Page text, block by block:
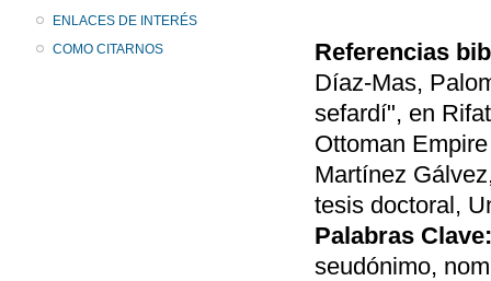
ENLACES DE INTERÉS
COMO CITARNOS
Referencias
Díaz-Mas,
sefardí", en
Ottoman
Martínez
tesis doctoral,
Palabras Clave:
seudónimo,